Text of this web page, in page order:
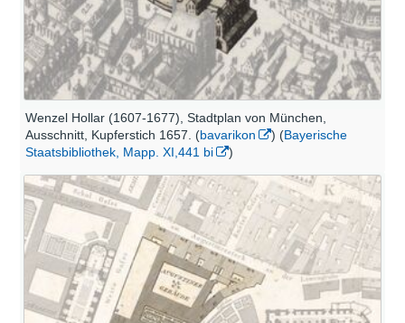
Wenzel Hollar (1607-1677), Stadtplan von München,
Ausschnitt, Kupferstich 1657. (bavarikon ) (Bayerische
Staatsbibliothek, Mapp. XI,441 bi
)